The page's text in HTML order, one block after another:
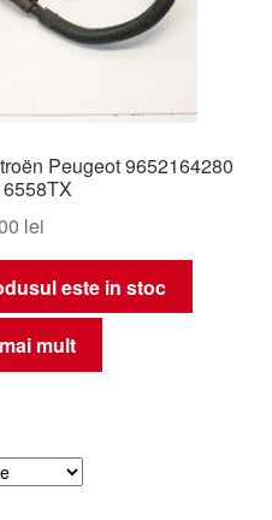
Peugeot 9652164280
lei
este in stoc
mult